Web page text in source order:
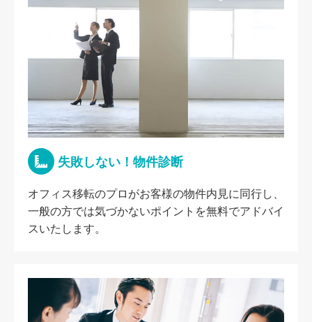
失敗しない！物件診断
オフィス移転のプロがお客様の物件内見に同行し、
一般の方では気づかないポイントを無料でアドバイ
スいたします。